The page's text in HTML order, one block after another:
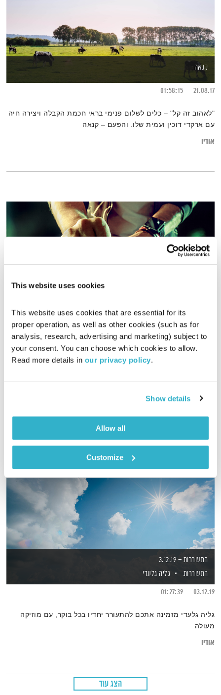
This website uses cookies
This website uses cookies that are essential for its
proper operation, as well as other cookies (such as for
analysis, research, advertising and marketing) subject to
your consent. You can choose which cookies to allow.
Read more details in our privacy policy.
Show details
Allow all
Customize
קנאה
21.08.17
01:58:15
"לאהוב זה קל" – כלים לשלום פנימי בראי חכמת הקבלה ויצירה חיה
עם ארקדי דוכין ועמית שלו. והפעם – קנאה
אודיו
כל יום מחדש – 25.5.22
כל יום מחדש
אמיר פרי
25.05.22
00:59:36
התעוררות – 3.12.19
התעוררות
גליה גלעדי
03.12.19
01:27:39
גליה גלעדי מזמינה אתכם להתעורר יחדיו בכל בוקר, עם מוזיקה
מעולה
אודיו
הצג עוד